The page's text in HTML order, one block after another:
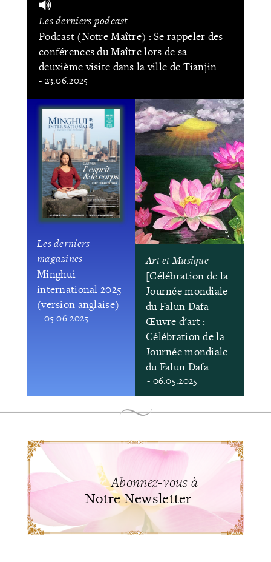
Les derniers podcast
Podcast (Notre Maître) : Se rappeler des
conférences du Maître lors de sa
deuxième visite dans la ville de Tianjin
- 23.06.2025
Les derniers
magazines
Minghui
international 2025
(version anglaise)
- 05.06.2025
Art et Musique
[Célébration de la
Journée mondiale
du Falun Dafa]
Œuvre d'art :
Célébration de la
Journée mondiale
du Falun Dafa
- 06.05.2025
Abonnez-vous à
Notre Newsletter